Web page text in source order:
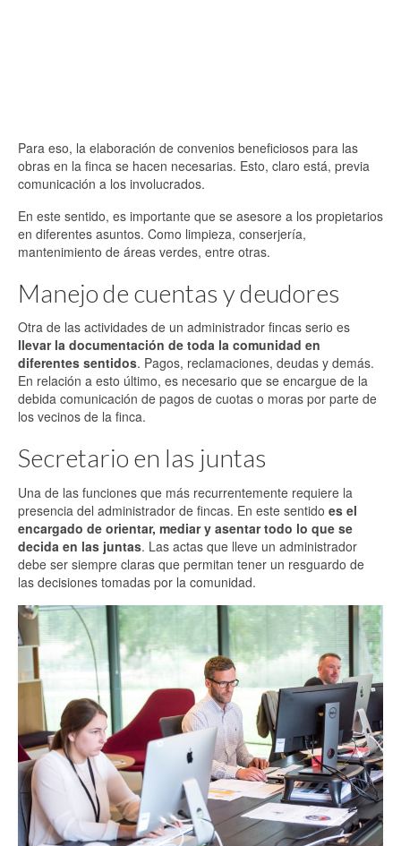
Para eso, la elaboración de convenios beneficiosos para las
obras en la finca se hacen necesarias. Esto, claro está, previa
comunicación a los involucrados.
En este sentido, es importante que se asesore a los propietarios
en diferentes asuntos. Como limpieza, conserjería,
mantenimiento de áreas verdes, entre otras.
Manejo de cuentas y deudores
Otra de las actividades de un administrador fincas serio es
llevar la documentación de toda la comunidad en
diferentes sentidos. Pagos, reclamaciones, deudas y demás.
En relación a esto último, es necesario que se encargue de la
debida comunicación de pagos de cuotas o moras por parte de
los vecinos de la finca.
Secretario en las juntas
Una de las funciones que más recurrentemente requiere la
presencia del administrador de fincas. En este sentido es el
encargado de orientar, mediar y asentar todo lo que se
decida en las juntas. Las actas que lleve un administrador
debe ser siempre claras que permitan tener un resguardo de
las decisiones tomadas por la comunidad.